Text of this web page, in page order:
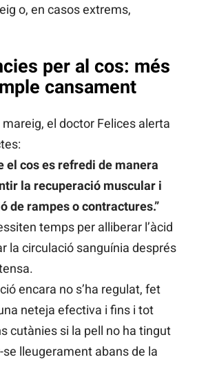
o, en casos extrems,
per al cos: més
cansament
el doctor Felices alerta
el cos es refredi de manera
la recuperació muscular i
de rampes o contractures.”
temps per alliberar l’àcid
la circulació sanguínia després
encara no s’ha regulat, fet
neteja efectiva i fins i tot
cutànies si la pell no ha tingut
se lleugerament abans de la